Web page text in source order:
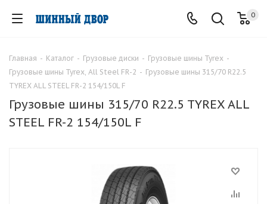
0
Главная - Каталог - Грузовые диски - Грузовые шины Tyrex -
Грузовые шины Tyrex, All Steel FR-2 - Грузовые шины 315/70 R22.5
TYREX ALL STEEL FR-2 154/150L F
Грузовые шины 315/70 R22.5 TYREX ALL
STEEL FR-2 154/150L F